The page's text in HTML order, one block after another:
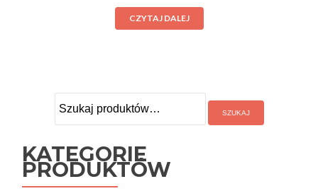
CZYTAJ DALEJ
KATEGORIE
PRODUKTÓW